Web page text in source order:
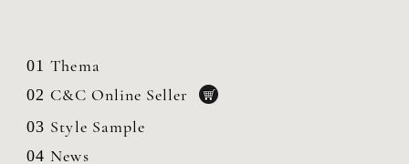
01 Thema
02 C&C Online Seller
03 Style Sample
04 News